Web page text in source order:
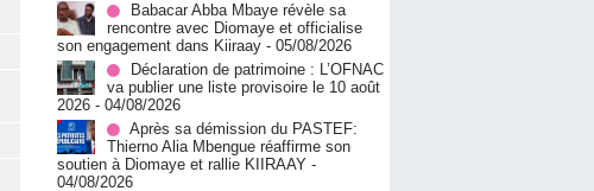
Babacar Abba Mbaye révèle sa
rencontre avec Diomaye et officialise
son engagement dans Kiiraay - 05/08/2026
Déclaration de patrimoine : L’OFNAC
va publier une liste provisoire le 10 août
2026 - 04/08/2026
Après sa démission du PASTEF:
Thierno Alia Mbengue réaffirme son
soutien à Diomaye et rallie KIIRAAY -
04/08/2026